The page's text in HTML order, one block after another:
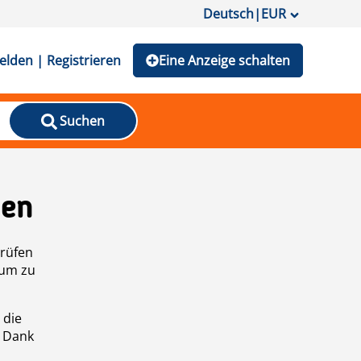
Deutsch|EUR
| Registrieren Eine Anzeige schalten
Suchen
zu
die